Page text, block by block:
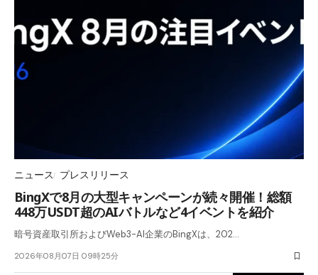
ニュース プレスリリース
BingXで8月の大型キャンペーンが続々開催！総額
448万USDT超のAIバトルなど4イベントを紹介
暗号資産取引所およびWeb3-AI企業のBingXは、202…
2026年08月07日 09時25分